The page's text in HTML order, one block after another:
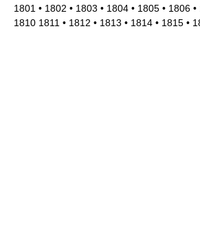
1801 • 1802 • 1803 • 1804 • 1805 • 1806
1810 1811 • 1812 • 1813 • 1814 • 1815 •